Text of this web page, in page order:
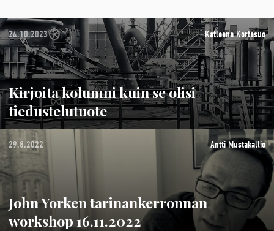
24.10.2023 Katleena Kortesuo
Kirjoita kolumni kuin se olisi
tiedustelutuote
29.8.2022 Antti Mustakallio
John Yorken tarinankerronnan
workshop 16.11.2022